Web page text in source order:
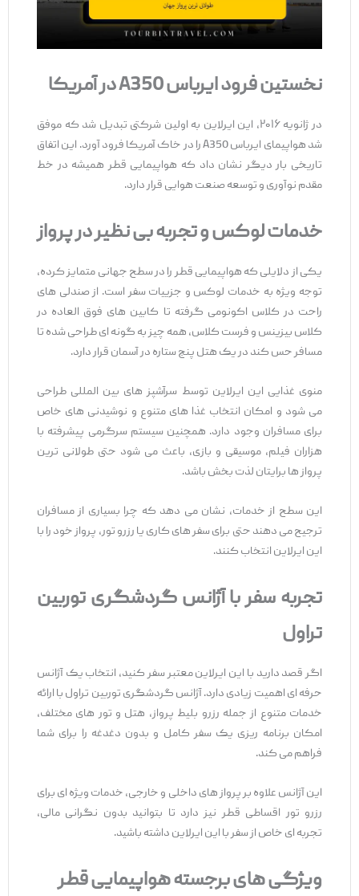
نخستین فرود ایرباسA350 در آمریکا
در ژانویه ۲۰۱۶، این ایرلاین به اولین شرکتی تبدیل شد که موفق
شد هواپیمای ایرباس A350 را در خاک آمریکا فرود آورد. این اتفاق
تاریخی بار دیگر نشان داد که هواپیمایی قطر همیشه در خط
مقدم نوآوری و توسعه صنعت هوایی قرار دارد.
خدمات لوکس و تجربه بی‌نظیر در پرواز
یکی از دلایلی که هواپیمایی قطر را در سطح جهانی متمایز کرده،
توجه ویژه به خدمات لوکس و جزییات سفر است. از صندلی‌ های
راحت در کلاس اکونومی گرفته تا کابین‌ های فوق ‌العاده در
کلاس بیزینس و فرست کلاس، همه‌ چیز به‌ گونه ‌ای طراحی شده تا
مسافر حس کند در یک هتل پنج ‌ستاره در آسمان قرار دارد.
منوی غذایی این ایرلاین توسط سرآشپز های بین ‌المللی طراحی
می ‌شود و امکان انتخاب غذا های متنوع و نوشیدنی‌ های خاص
برای مسافران وجود دارد. همچنین سیستم سرگرمی پیشرفته با
هزاران فیلم، موسیقی و بازی، باعث می ‌شود حتی طولانی ‌ترین
پرواز ها برایتان لذت ‌بخش باشد.
این سطح از خدمات، نشان می ‌دهد که چرا بسیاری از مسافران
ترجیح می ‌دهند حتی برای سفر های کاری یا رزرو تور، پرواز خود را با
این ایرلاین انتخاب کنند.
تجربه سفر با آژانس گردشگری توربین
تراول
اگر قصد دارید با این ایرلاین معتبر سفر کنید، انتخاب یک آژانس
حرفه ‌ای اهمیت زیادی دارد. آژانس گردشگری توربین تراول با ارائه
خدمات متنوع از جمله رزرو بلیط پرواز، هتل و تور های مختلف،
امکان برنامه‌ ریزی یک سفر کامل و بدون دغدغه را برای شما
فراهم می ‌کند.
این آژانس علاوه بر پرواز های داخلی و خارجی، خدمات ویژه ‌ای برای
رزرو تور اقساطی قطر نیز دارد تا بتوانید بدون نگرانی مالی،
تجربه ‌ای خاص از سفر با این ایرلاین داشته باشید.
ویژگی‌های برجسته هواپیمایی قطر